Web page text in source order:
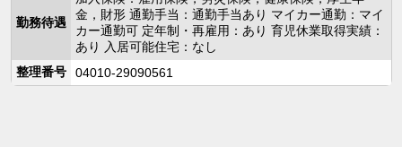
勤務待遇
金，財形 通勤手当：通勤手当あり マイカー通勤：マイ
カー通勤可 定年制・再雇用：あり 育児休業取得実績：
あり 入居可能住宅：なし
整理番号
04010-29090561